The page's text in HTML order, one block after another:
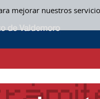
mejorar nuestros